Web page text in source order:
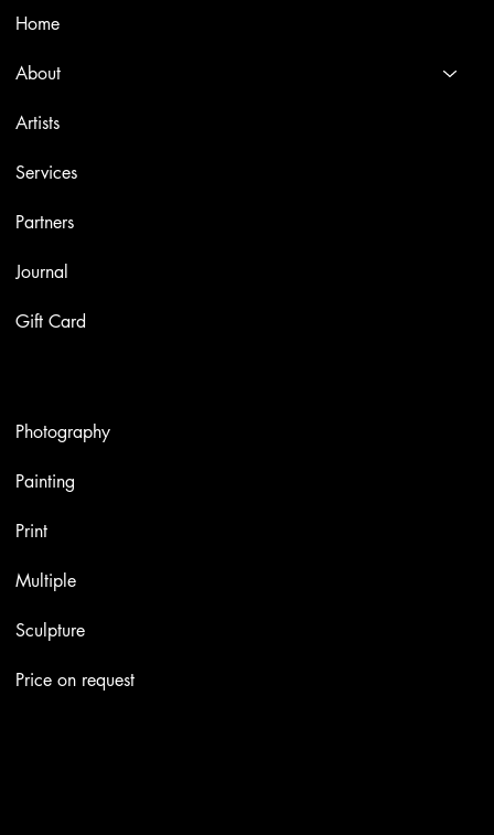
Home
About
Artists
Services
Partners
Journal
Gift Card
Photography
Painting
Print
Multiple
Sculpture
Price on request